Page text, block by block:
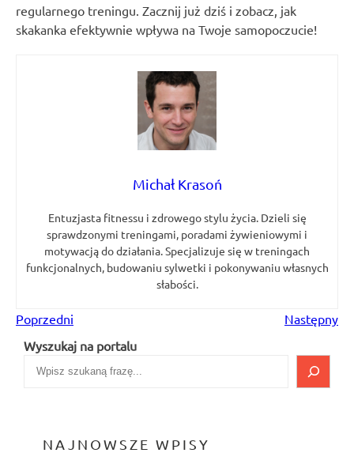
regularnego treningu. Zacznij już dziś i zobacz, jak
skakanka efektywnie wpływa na Twoje samopoczucie!
Michał Krasoń
Entuzjasta fitnessu i zdrowego stylu życia. Dzieli się
sprawdzonymi treningami, poradami żywieniowymi i
motywacją do działania. Specjalizuje się w treningach
funkcjonalnych, budowaniu sylwetki i pokonywaniu własnych
słabości.
Poprzedni
Następny
Wyszukaj na portalu
NAJNOWSZE WPISY